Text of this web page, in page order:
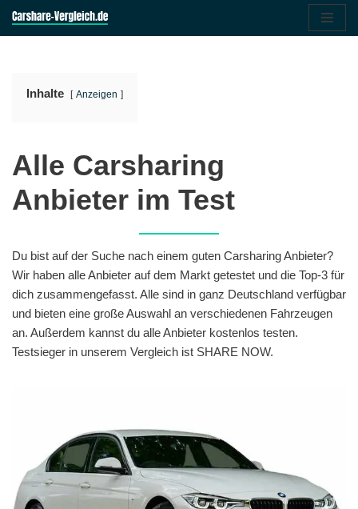
Inhalte
Anzeigen
Alle Carsharing
Anbieter im Test
Du bist auf der Suche nach einem guten Carsharing Anbieter?
Wir haben alle Anbieter auf dem Markt getestet und die Top-3 für
dich zusammengefasst. Alle sind in ganz Deutschland verfügbar
und bieten eine große Auswahl an verschiedenen Fahrzeugen
an. Außerdem kannst du alle Anbieter kostenlos testen.
Testsieger in unserem Vergleich ist SHARE NOW.